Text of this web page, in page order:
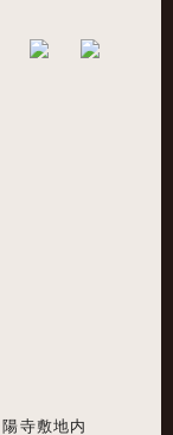
寺敷地内